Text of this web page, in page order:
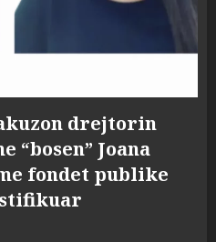
drejtorin
“bosen” Joana
fondet publike